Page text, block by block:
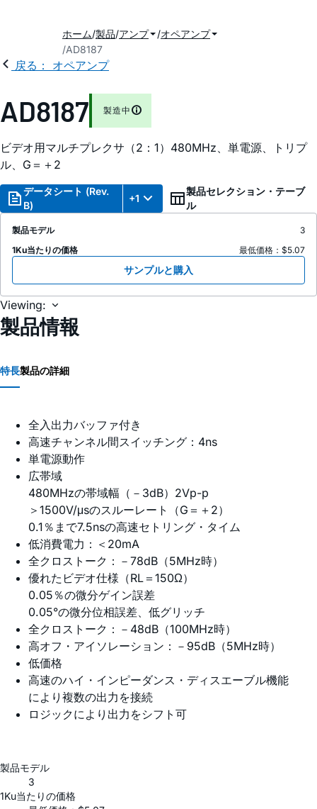
ホーム 製品 アンプ
オペアンプ
AD8187
戻る： オペアンプ
AD8187 製造中
ビデオ用マルチプレクサ（2：1）480MHz、単電源、トリプ
ル、G＝＋2
データシート (Rev.
B)
+1
製品セレクション・テーブ
ル
製品モデル
3
1Ku当たりの価格
最低価格：$5.07
サンプルと購入
Viewing:
製品情報
特長製品の詳細
全入出力バッファ付き
高速チャンネル間スイッチング：4ns
単電源動作
広帯域
480MHzの帯域幅（－3dB）2Vp-p
＞1500V/μsのスルーレート（G＝＋2）
0.1％まで7.5nsの高速セトリング・タイム
低消費電力：＜20mA
全クロストーク：－78dB（5MHz時）
優れたビデオ仕様（RL＝150Ω）
0.05％の微分ゲイン誤差
0.05°の微分位相誤差、低グリッチ
全クロストーク：－48dB（100MHz時）
高オフ・アイソレーション：－95dB（5MHz時）
低価格
高速のハイ・インピーダンス・ディスエーブル機能
により複数の出力を接続
ロジックにより出力をシフト可
製品モデル
3
1Ku当たりの価格